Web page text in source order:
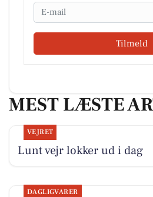
Email
Tilmeld
MEST LÆSTE
VEJRET
Lunt vejr lokker ud i dag
DAGLIGVARER